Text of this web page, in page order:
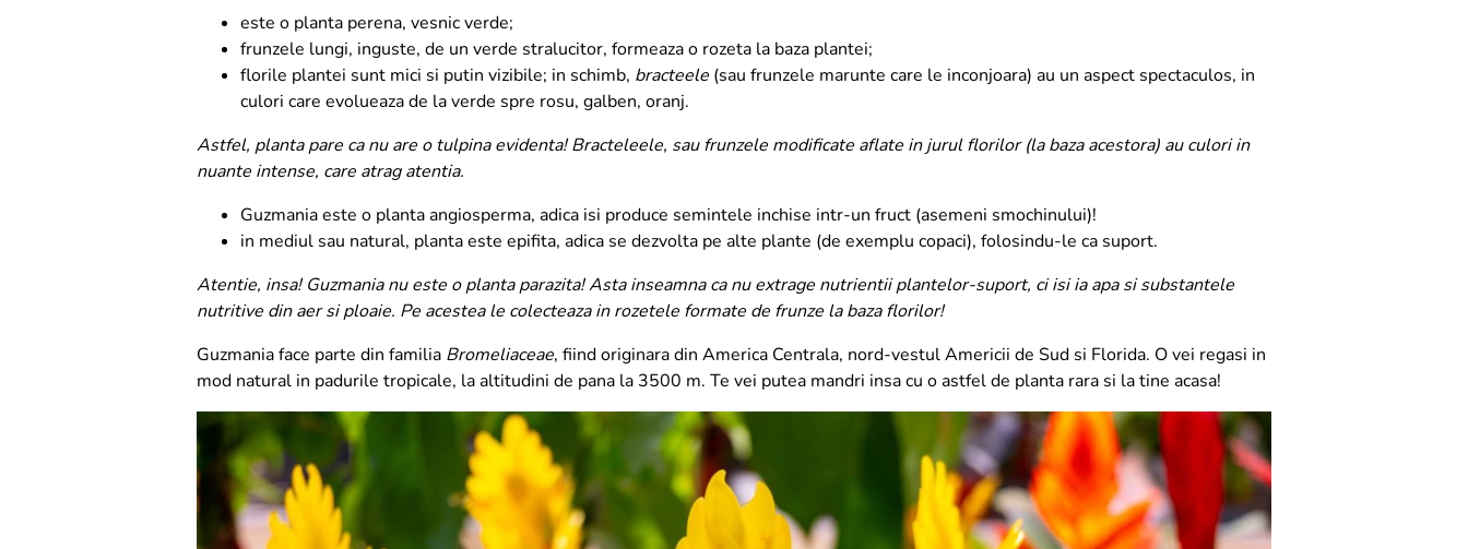
este o planta perena, vesnic verde;
frunzele lungi, inguste, de un verde stralucitor, formeaza o rozeta la baza plantei;
florile plantei sunt mici si putin vizibile; in schimb, bracteele (sau frunzele marunte care le inconjoara) au un aspect spectaculos, in
culori care evolueaza de la verde spre rosu, galben, oranj.
Astfel, planta pare ca nu are o tulpina evidenta! Bracteleele, sau frunzele modificate aflate in jurul florilor (la baza acestora) au culori in
nuante intense, care atrag atentia.
Guzmania este o planta angiosperma, adica isi produce semintele inchise intr-un fruct (asemeni smochinului)!
in mediul sau natural, planta este epifita, adica se dezvolta pe alte plante (de exemplu copaci), folosindu-le ca suport.
Atentie, insa! Guzmania nu este o planta parazita! Asta inseamna ca nu extrage nutrientii plantelor-suport, ci isi ia apa si substantele
nutritive din aer si ploaie. Pe acestea le colecteaza in rozetele formate de frunze la baza florilor!
Guzmania face parte din familia Bromeliaceae, fiind originara din America Centrala, nord-vestul Americii de Sud si Florida. O vei regasi in
mod natural in padurile tropicale, la altitudini de pana la 3500 m. Te vei putea mandri insa cu o astfel de planta rara si la tine acasa!